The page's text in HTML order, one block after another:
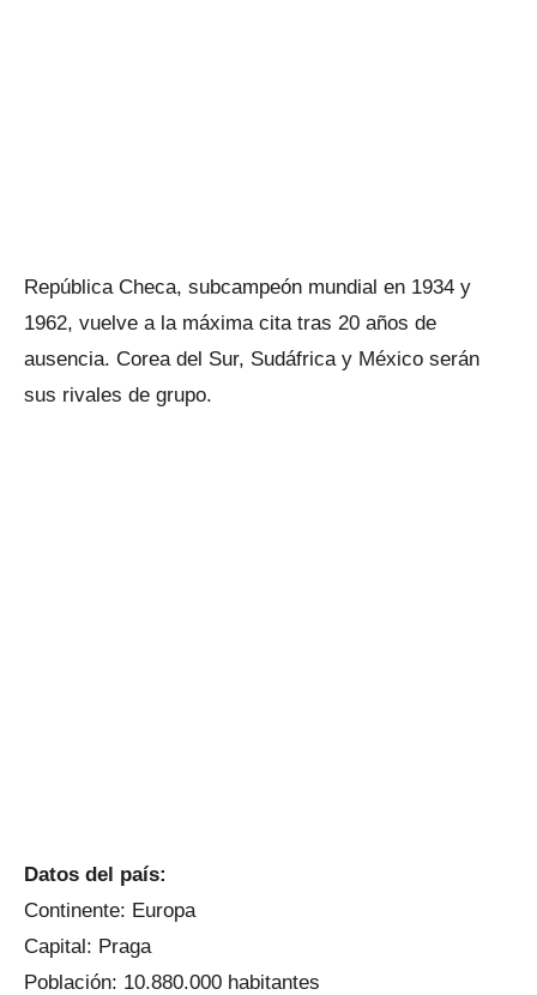
República Checa, subcampeón mundial en 1934 y
1962, vuelve a la máxima cita tras 20 años de
ausencia. Corea del Sur, Sudáfrica y México serán
sus rivales de grupo.
Datos del país:
Continente: Europa
Capital: Praga
Población: 10.880.000 habitantes